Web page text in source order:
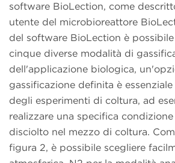
software BioLection, come
utente del microbioreattore
del software BioLection è
cinque diverse modalità di
dell'applicazione biologica,
gassificazione definita è
degli esperimenti di coltura, ad
realizzare una specifica
disciolto nel mezzo di coltura.
figura 2, è possibile scegliere